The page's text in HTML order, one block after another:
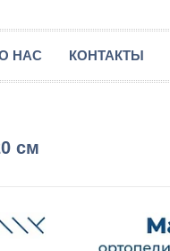
НАС КОНТАКТЫ
см